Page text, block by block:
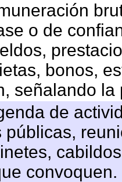
o de
bonos,
señalando
de
públicas,
convoquen.